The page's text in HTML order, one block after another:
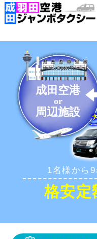
成田空港
料金表
車種・荷物
お問合せ
成田空港
or
周辺施設
1名様から
格安定